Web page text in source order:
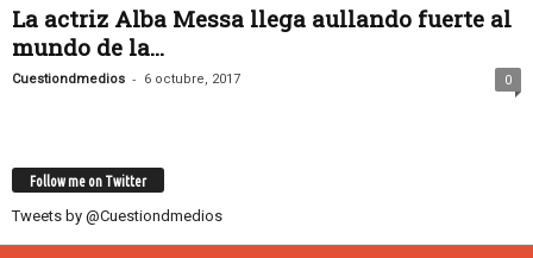
La actriz Alba Messa llega aullando fuerte al
mundo de la...
Cuestiondmedios - 6 octubre, 2017 0
Follow me on Twitter
Tweets by @Cuestiondmedios